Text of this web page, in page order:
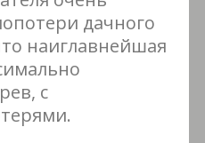
дачного
наиглавнейшая
с